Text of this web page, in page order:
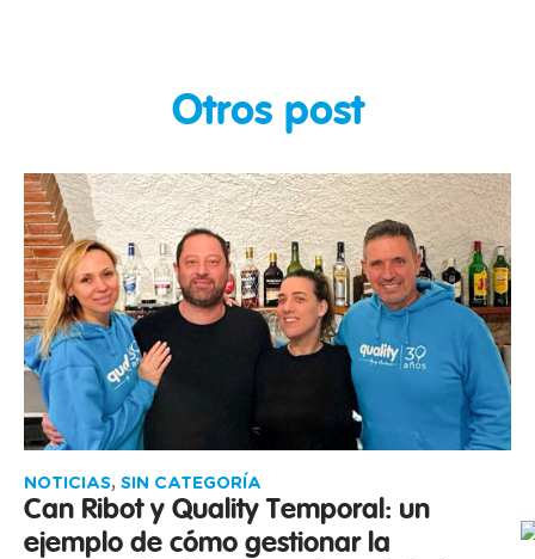
Otros post
NOTICIAS, SIN CATEGORÍA
Can Ribot y Quality Temporal: un
ejemplo de cómo gestionar la